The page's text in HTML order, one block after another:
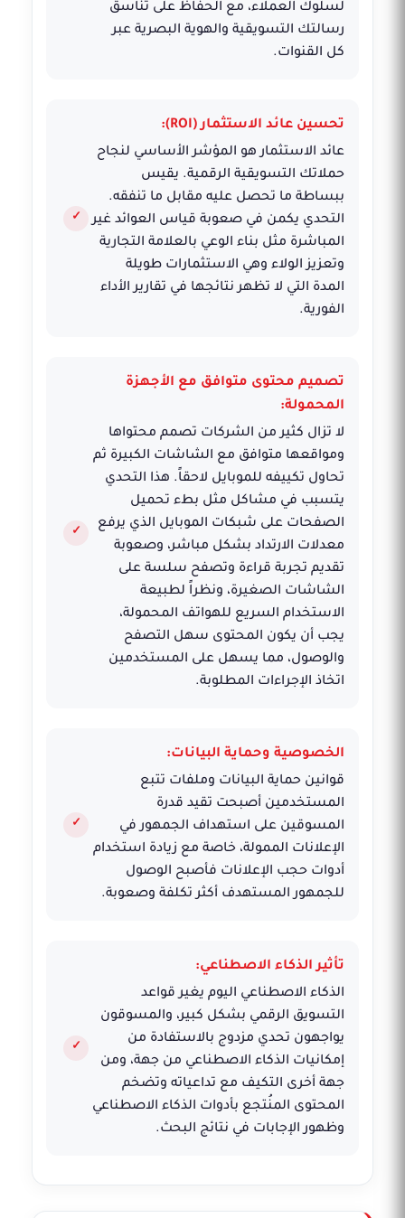
لسلوك العملاء، مع الحفاظ على تناسق
رسالتك التسويقية والهوية البصرية عبر
كل القنوات.
تحسين عائد الاستثمار (ROI):
عائد الاستثمار هو المؤشر الأساسي لنجاح
حملاتك التسويقية الرقمية. يقيس
ببساطة ما تحصل عليه مقابل ما تنفقه.
التحدي يكمن في صعوبة قياس العوائد غير
المباشرة مثل بناء الوعي بالعلامة التجارية
وتعزيز الولاء وهي الاستثمارات طويلة
المدة التي لا تظهر نتائجها في تقارير الأداء
الفورية.
تصميم محتوى متوافق مع الأجهزة
المحمولة:
لا تزال كثير من الشركات تصمم محتواها
ومواقعها متوافق مع الشاشات الكبيرة ثم
تحاول تكييفه للموبايل لاحقاً. هذا التحدي
يتسبب في مشاكل مثل بطء تحميل
الصفحات على شبكات الموبايل الذي يرفع
معدلات الارتداد بشكل مباشر، وصعوبة
تقديم تجربة قراءة وتصفح سلسة على
الشاشات الصغيرة، ونظراً لطبيعة
الاستخدام السريع للهواتف المحمولة،
يجب أن يكون المحتوى سهل التصفح
والوصول، مما يسهل على المستخدمين
اتخاذ الإجراءات المطلوبة.
الخصوصية وحماية البيانات:
قوانين حماية البيانات وملفات تتبع
المستخدمين أصبحت تقيد قدرة
المسوقين على استهداف الجمهور في
الإعلانات الممولة، خاصة مع زيادة استخدام
أدوات حجب الإعلانات فأصبح الوصول
للجمهور المستهدف أكثر تكلفة وصعوبة.
تأثير الذكاء الاصطناعي:
الذكاء الاصطناعي اليوم يغير قواعد
التسويق الرقمي بشكل كبير، والمسوقون
يواجهون تحدي مزدوج بالاستفادة من
إمكانيات الذكاء الاصطناعي من جهة، ومن
جهة أخرى التكيف مع تداعياته وتضخم
المحتوى المنُتجع بأدوات الذكاء الاصطناعي
وظهور الإجابات في نتائج البحث.